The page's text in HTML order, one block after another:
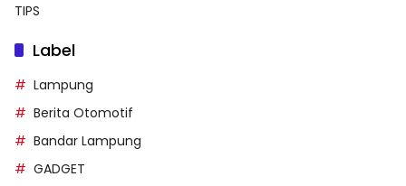
TIPS
Label
Lampung
Berita Otomotif
Bandar Lampung
GADGET